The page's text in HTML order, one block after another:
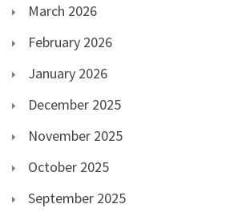
March 2026
February 2026
January 2026
December 2025
November 2025
October 2025
September 2025